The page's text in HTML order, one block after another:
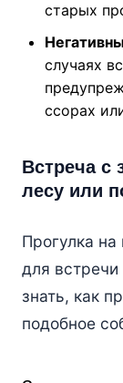
старых
случаях
ссорах
Встреча с
лесу или
Прогулка
для
знать, как
подобное